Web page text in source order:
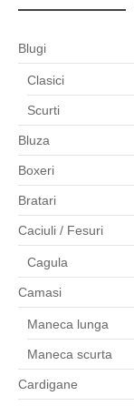
Blugi
Clasici
Scurti
Bluza
Boxeri
Bratari
Caciuli / Fesuri
Cagula
Camasi
Maneca lunga
Maneca scurta
Cardigane